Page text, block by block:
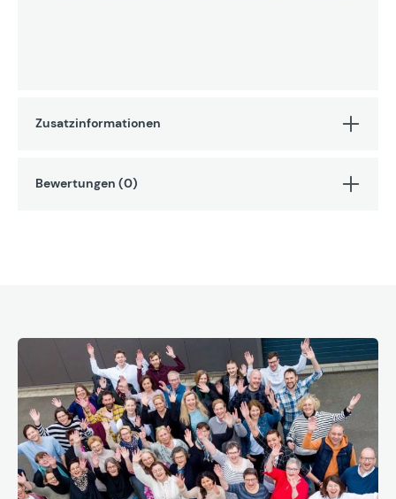
Zusatzinformationen
Bewertungen (0)